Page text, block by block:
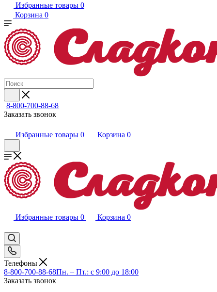
Избранные товары 0
Корзина 0
8-800-700-88-68
Заказать звонок
Избранные товары 0 Корзина 0
Избранные товары 0 Корзина 0
Телефоны
8-800-700-88-68Пн. – Пт.: с 9:00 до 18:00
Заказать звонок